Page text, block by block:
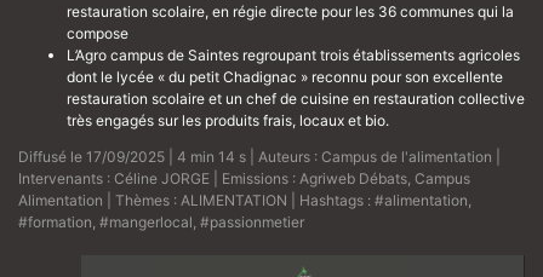
restauration scolaire, en régie directe pour les 36 communes qui la
compose
L’Agro campus de Saintes regroupant trois établissements agricoles
dont le lycée « du petit Chadignac » reconnu pour son excellente
restauration scolaire et un chef de cuisine en restauration collective
très engagés sur les produits frais, locaux et bio.
Diffusé le 17/09/2025 | 4 min 14 s | Auteurs : Campus de l'alimentation
Intervenants : Céline JORGE | Emissions : Agriweb Débats Campus
Alimentation | Thèmes : ALIMENTATION | Hashtags : #alimentation
#formation #mangerlocal #passionmetier